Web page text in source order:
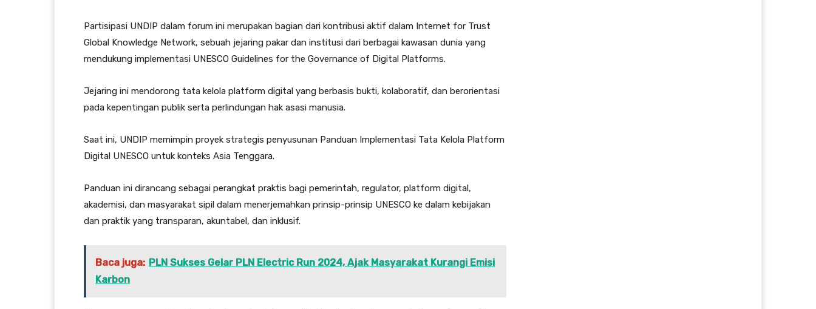
Partisipasi UNDIP dalam forum ini merupakan bagian dari kontribusi aktif dalam Internet for Trust
Global Knowledge Network, sebuah jejaring pakar dan institusi dari berbagai kawasan dunia yang
mendukung implementasi UNESCO Guidelines for the Governance of Digital Platforms.
Jejaring ini mendorong tata kelola platform digital yang berbasis bukti, kolaboratif, dan berorientasi
pada kepentingan publik serta perlindungan hak asasi manusia.
Saat ini, UNDIP memimpin proyek strategis penyusunan Panduan Implementasi Tata Kelola Platform
Digital UNESCO untuk konteks Asia Tenggara.
Panduan ini dirancang sebagai perangkat praktis bagi pemerintah, regulator, platform digital,
akademisi, dan masyarakat sipil dalam menerjemahkan prinsip-prinsip UNESCO ke dalam kebijakan
dan praktik yang transparan, akuntabel, dan inklusif.
Baca juga: PLN Sukses Gelar PLN Electric Run 2024, Ajak Masyarakat Kurangi Emisi
Karbon